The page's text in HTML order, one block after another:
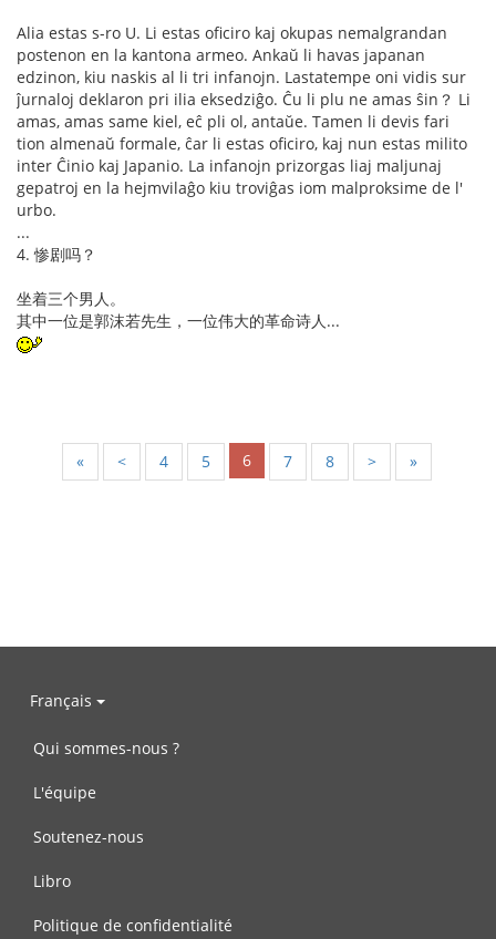
Alia estas s-ro U. Li estas oficiro kaj okupas nemalgrandan
postenon en la kantona armeo. Ankaŭ li havas japanan
edzinon, kiu naskis al li tri infanojn. Lastatempe oni vidis sur
ĵurnaloj deklaron pri ilia eksedziĝo. Ĉu li plu ne amas ŝin？ Li
amas, amas same kiel, eĉ pli ol, antaŭe. Tamen li devis fari
tion almenaŭ formale, ĉar li estas oficiro, kaj nun estas milito
inter Ĉinio kaj Japanio. La infanojn prizorgas liaj maljunaj
gepatroj en la hejmvilaĝo kiu troviĝas iom malproksime de l'
urbo.
...
4. 惨剧吗？
坐着三个男人。
其中一位是郭沫若先生，一位伟大的革命诗人...
« < 4 5 6 7 8 > »
Français
Qui sommes-nous ?
L'équipe
Soutenez-nous
Libro
Politique de confidentialité